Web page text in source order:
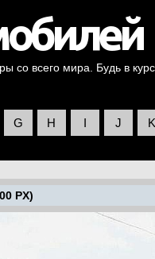
со всего мира. Будь в
G H I J K
PX)